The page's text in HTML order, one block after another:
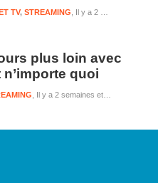
Il y a 2 semaines et 3 jours
TV, STREAMING
plus loin avec
n’importe quoi
Il y a 2 semaines et 3 jours